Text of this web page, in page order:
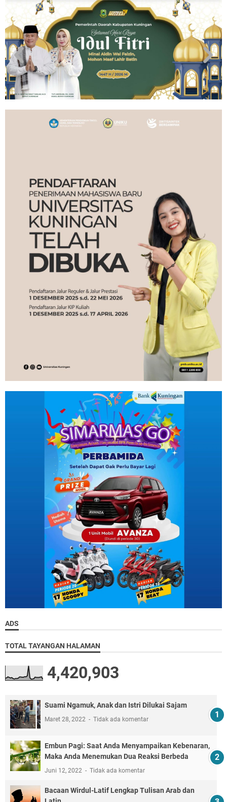
ADS
TOTAL TAYANGAN HALAMAN
4,420,903
Suami Ngamuk, Anak dan Istri Dilukai Sajam
Maret 28, 2022 Tidak ada komentar
Embun Pagi: Saat Anda Menyampaikan Kebenaran,
Maka Anda Menemukan Dua Reaksi Berbeda
Juni 12, 2022 Tidak ada komentar
Bacaan Wirdul-Latif Lengkap Tulisan Arab dan